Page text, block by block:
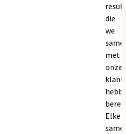
die
we
met
onze
Elke